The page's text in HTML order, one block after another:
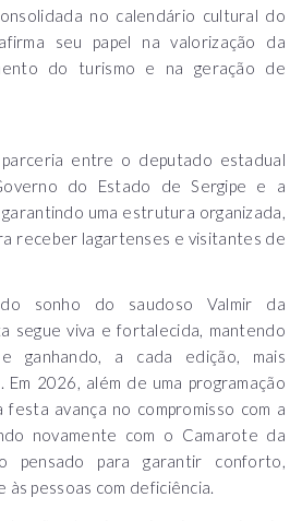
no calendário cultural do
seu papel na valorização da
do turismo e na geração de
entre o deputado estadual
do Estado de Sergipe e a
uma estrutura organizada,
receber lagartenses e visitantes de
sonho do saudoso Valmir da
segue viva e fortalecida, mantendo
ganhando, a cada edição, mais
Em 2026, além de uma programação
festa avança no compromisso com a
novamente com o Camarote da
pensado para garantir conforto,
às pessoas com deficiência.